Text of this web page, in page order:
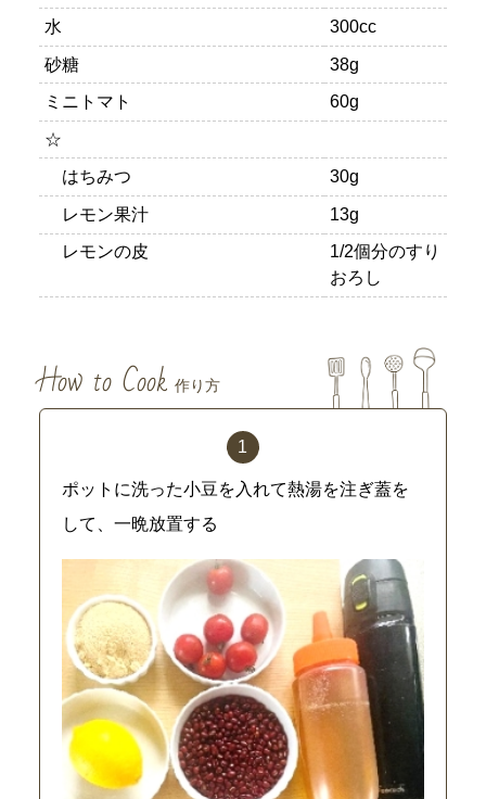
水 300cc
砂糖 38g
ミニトマト 60g
☆
はちみつ 30g
レモン果汁 13g
レモンの皮
1/2個分のすり
おろし
How to Cook 作り方
ポットに洗った小豆を入れて熱湯を注ぎ蓋を
して、一晩放置する